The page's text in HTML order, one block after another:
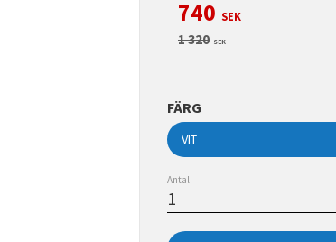
Nedsatt pris:
740 SEK
Ordinarie pris:
1 320SEK
FÄRG
Antal